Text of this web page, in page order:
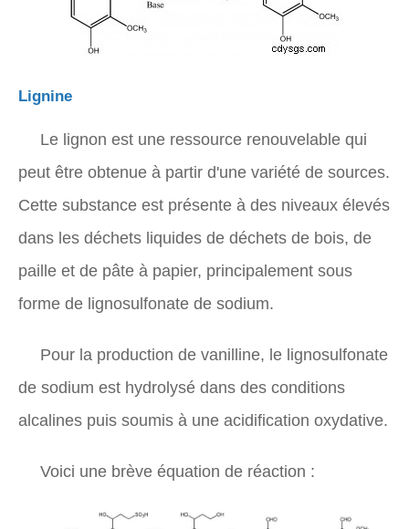
Lignine
Le lignon est une ressource renouvelable qui
peut être obtenue à partir d'une variété de sources.
Cette substance est présente à des niveaux élevés
dans les déchets liquides de déchets de bois, de
paille et de pâte à papier, principalement sous
forme de lignosulfonate de sodium.
Pour la production de vanilline, le lignosulfonate
de sodium est hydrolysé dans des conditions
alcalines puis soumis à une acidification oxydative.
Voici une brève équation de réaction :